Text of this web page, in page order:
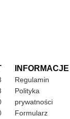
INFORMACJE
Regulamin
Polityka
prywatności
Formularz